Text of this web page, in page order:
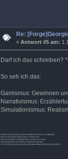
Re:
«Antwort #5 am:
Darf ich das schreiben?
So seh ich das:
Gamismus: Gewinnen
Narrativismus:
Simulationismus:
Extreme Kurzfassung, macht das andere nicht falsch, im Gegenteil.
Wer es noch besser fassen kann, ich freue mich.
Wer es konstruktiv korrigieren kann, ich freue mich auch.
Zustimmung freut mich natürlich mindestens genauso.
Ach und falls es schon jemand vorher geschrieben hat, dann ist das halt so.